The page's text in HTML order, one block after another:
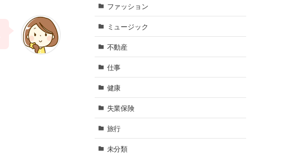
ファッション
ミュージック
不動産
仕事
健康
失業保険
旅行
未分類